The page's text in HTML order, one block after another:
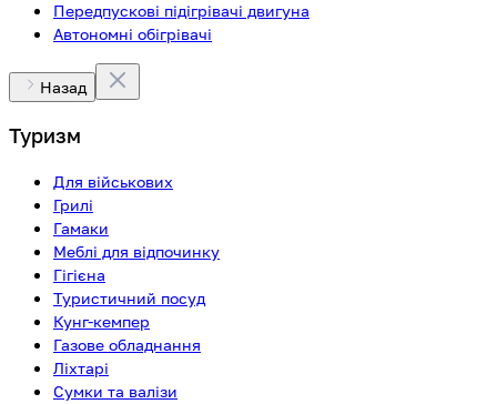
Передпускові підігрівачі двигуна
Автономні обігрівачі
Назад
Туризм
Для військових
Грилі
Гамаки
Меблі для відпочинку
Гігієна
Туристичний посуд
Кунг-кемпер
Газове обладнання
Ліхтарі
Сумки та валізи